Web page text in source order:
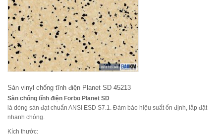
Sàn vinyl chống tĩnh điện Planet SD 45213
Sàn chống tĩnh điện Forbo Planet SD
là dòng sàn đạt chuẩn ANSI ESD S7.1. Đảm bảo hiệu suất ổn định, lắp đặt
nhanh chóng.
Kích thước: